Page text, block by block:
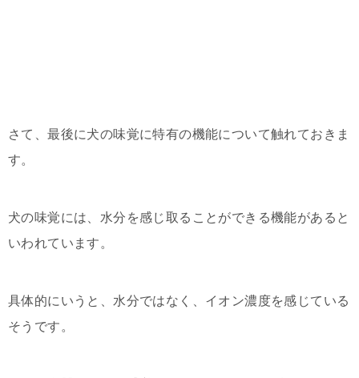
さて、最後に犬の味覚に特有の機能について触れておきま
す。
犬の味覚には、水分を感じ取ることができる機能があると
いわれています。
具体的にいうと、水分ではなく、イオン濃度を感じている
そうです。